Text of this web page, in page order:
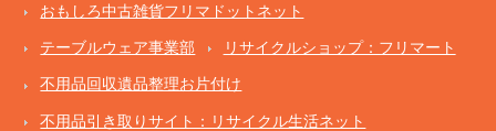
おもしろ中古雑貨フリマドットネット
テーブルウェア事業部 リサイクルショップ：フリマート
不用品回収遺品整理お片付け
不用品引き取りサイト：リサイクル生活ネット